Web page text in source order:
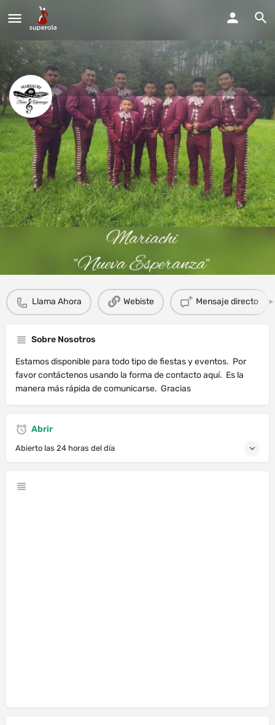
mariachi Cristiano Nueva
Esperanza
Estamos disponible para todo tipo de fiestas y eventos.
Llama Ahora
Explorar los Videos Solicitud de Reserva
Llama Ahora Webiste Mensaje directo
Sobre Nosotros
Estamos disponible para todo tipo de fiestas y eventos. Por
favor contáctenos usando la forma de contacto aquí. Es la
manera más rápida de comunicarse. Gracias
Abrir
Abierto las 24 horas del día